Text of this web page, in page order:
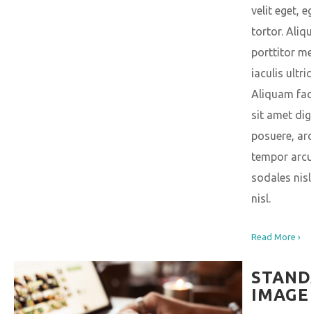
velit eget,
tortor.
porttitor
iaculis
Aliquam
sit amet
posuere,
tempor
sodales
nisl.
Read More ›